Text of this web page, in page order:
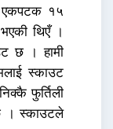
१५
थिएँ ।
छ । हामी
स्काउट
फुर्तिली
। स्काउटले